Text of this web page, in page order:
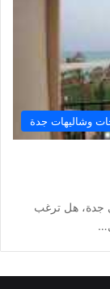
وشاليهات جدة
جدة، هل ترغب